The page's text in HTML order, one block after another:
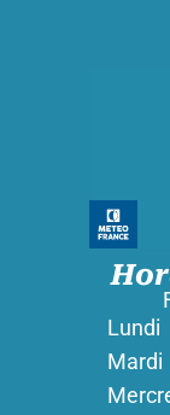
Lundi
Mardi